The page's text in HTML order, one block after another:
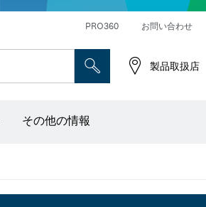
PRO360 お問い合わせ
製品取扱店
その他の情報